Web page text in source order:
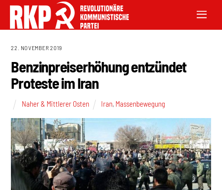
22. NOVEMBER 2019
Benzinpreiserhöhung entzündet
Proteste im Iran
Naher & Mittlerer Osten Iran, Massenbewegung